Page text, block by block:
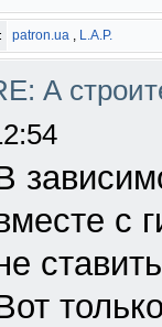
patron.ua , L.A.P.
А
с